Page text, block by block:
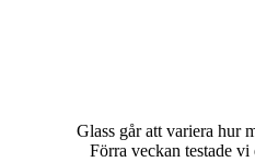
Glass går att variera hur
Förra veckan testade